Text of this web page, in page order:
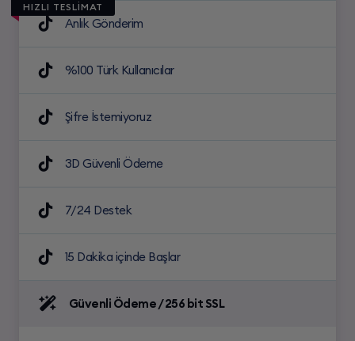
HIZLI TESLİMAT
Anlık Gönderim
%100 Türk Kullanıcılar
Şifre İstemiyoruz
3D Güvenli Ödeme
7/24 Destek
15 Dakika içinde Başlar
Güvenli Ödeme / 256 bit SSL